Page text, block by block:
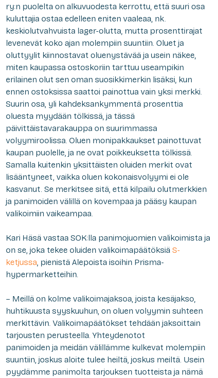
ry:n puolelta on alkuvuodesta kerrottu, että suuri osa
kuluttajia ostaa edelleen eniten vaaleaa, nk.
keskiolutvahvuista lager-olutta, mutta prosenttirajat
levenevät koko ajan molempiin suuntiin. Oluet ja
oluttyylit kiinnostavat oluenystävää ja usein näkee,
miten kaupassa ostoskoriin tarttuu useampikin
erilainen olut sen oman suosikkimerkin lisäksi, kun
ennen ostoksissa saattoi painottua vain yksi merkki.
Suurin osa, yli kahdeksankymmentä prosenttia
oluesta myydään tölkissä, ja tässä
päivittäistavarakauppa on suurimmassa
volyymiroolissa. Oluen monipakkaukset painottuvat
kaupan puolelle, ja ne ovat poikkeuksetta tölkissä.
Samalla kuitenkin yksittäisten oluiden merkit ovat
lisääntyneet, vaikka oluen kokonaisvolyymi ei ole
kasvanut. Se merkitsee sitä, että kilpailu olutmerkkien
ja panimoiden välillä on kovempaa ja pääsy kaupan
valikoimiin vaikeampaa.
Kari Häsä vastaa SOK:lla panimojuomien valikoimista ja
on se, joka tekee oluiden valikoimapäätöksiä S-
ketjussa, pienistä Alepoista isoihin Prisma-
hypermarketteihin.
– Meillä on kolme valikoimajaksoa, joista kesäjakso,
huhtikuusta syyskuuhun, on oluen volyymin suhteen
merkittävin. Valikoimapäätökset tehdään jaksoittain
tarjousten perusteella. Yhteydenotot
panimoiden ja meidän välillämme kulkevat molempiin
suuntiin, joskus aloite tulee heiltä, joskus meiltä. Usein
pyydämme panimolta tarjouksen tuotteista ja nämä